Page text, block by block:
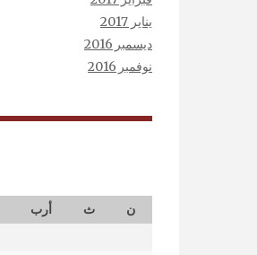
يناير 2017
ديسمبر 2016
نوفمبر 2016
ن ث أرب